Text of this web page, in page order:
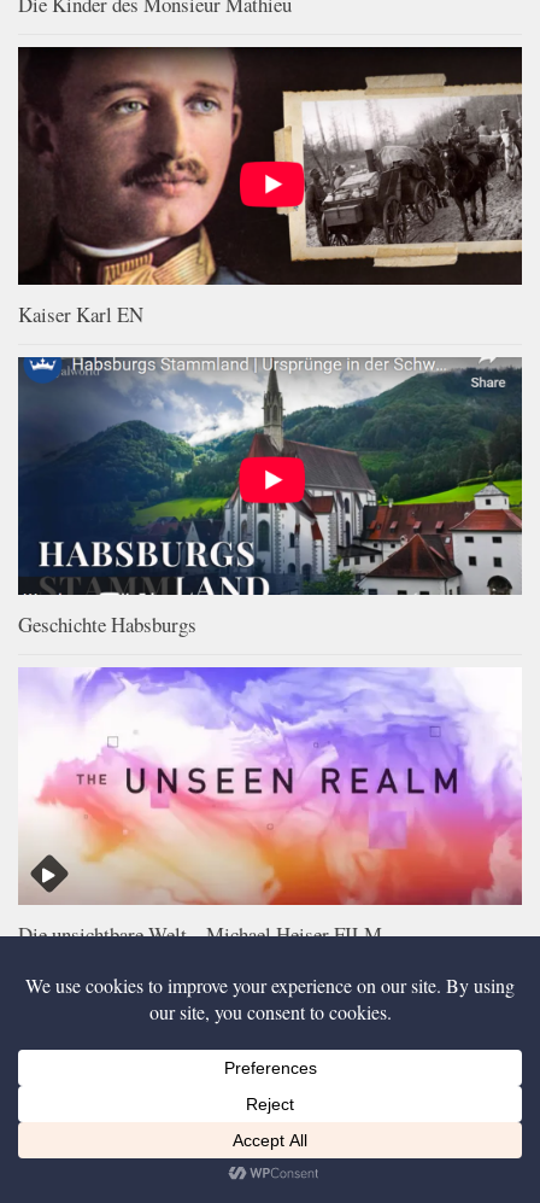
Kaiser Karl EN
Geschichte Habsburgs
Die unsichtbare Welt – Michael Heiser FILM
Diese Website nutzt Cookies, um bestmögliche Funktionalität bieten zu können.
Ich bin einverstanden